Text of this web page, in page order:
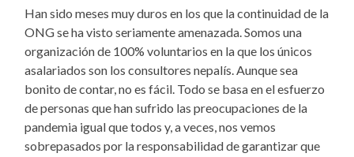
Han sido meses muy duros en los que la continuidad de la
ONG se ha visto seriamente amenazada. Somos una
organización de 100% voluntarios en la que los únicos
asalariados son los consultores nepalís. Aunque sea
bonito de contar, no es fácil. Todo se basa en el esfuerzo
de personas que han sufrido las preocupaciones de la
pandemia igual que todos y, a veces, nos vemos
sobrepasados por la responsabilidad de garantizar que